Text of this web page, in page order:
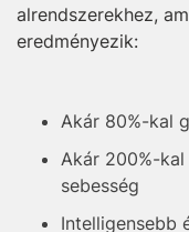
alrendszerekhez,
eredményezik:
Akár 80%-kal
Akár 200%-
sebesség
Intelligensebb